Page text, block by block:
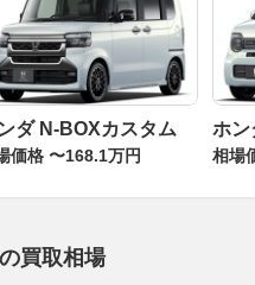
ダ N-BOXカスタム
価格 〜168.1万円
ホン
相場
買取相場